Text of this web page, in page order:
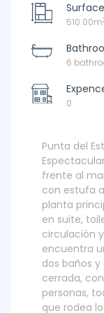
510.00m
6
0
Punta del
frente al
con estufa
planta
en suite,
circulación
encuentra
dos baños
cerrada,
personas,
que rodea